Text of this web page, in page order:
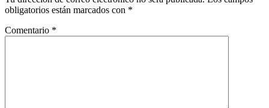
obligatorios están marcados con *
Comentario *